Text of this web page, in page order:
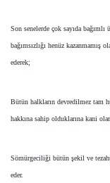
Son senelerde çok sayıda bağımlı
bağımsızlığı henüz
ederek;
Bütün halkların devredilmez
hakkına sahip olduklarına kani
Sömürgeciliği bütün şekil ve
eder.